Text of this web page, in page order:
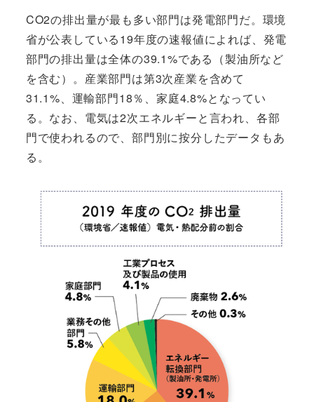
CO2の排出量が最も多い部門は発電部門だ。環境
省が公表している19年度の速報値によれば、発電
部門の排出量は全体の39.1%である（製油所など
を含む）。産業部門は第3次産業を含めて
31.1%、運輸部門18％、家庭4.8%となってい
る。なお、電気は2次エネルギーと言われ、各部
門で使われるので、部門別に按分したデータもあ
る。